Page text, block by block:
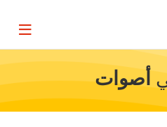
Page
أصوات